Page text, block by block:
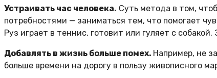
Устраивать час человека. Суть метода в том,
потребностями — заниматься тем, что помогает
Руз играет в теннис, готовит или гуляет с
Добавлять в жизнь больше помех. Например, не
больше времени на дорогу в пользу живописного